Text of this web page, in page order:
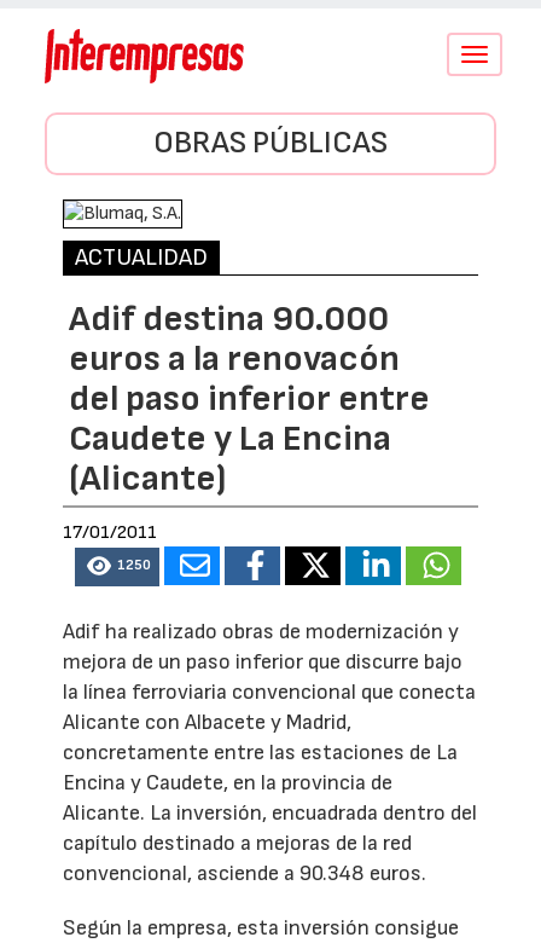
Conmutar
OBRAS PÚBLICAS
ACTUALIDAD
Adif destina 90.000
euros a la renovacón
del paso inferior entre
Caudete y La Encina
(Alicante)
17/01/2011
1250
Adif ha realizado obras de modernización y
mejora de un paso inferior que discurre bajo
la línea ferroviaria convencional que conecta
Alicante con Albacete y Madrid,
concretamente entre las estaciones de La
Encina y Caudete, en la provincia de
Alicante. La inversión, encuadrada dentro del
capítulo destinado a mejoras de la red
convencional, asciende a 90.348 euros.
Según la empresa, esta inversión consigue